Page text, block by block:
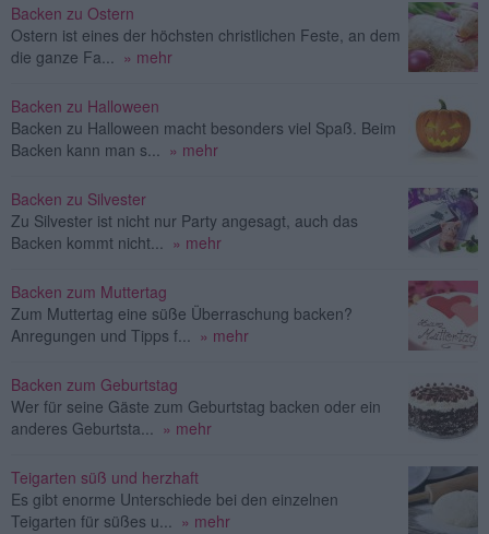
Backen zu Ostern
Ostern ist eines der höchsten christlichen Feste, an dem
die ganze Fa... » mehr
Backen zu Halloween
Backen zu Halloween macht besonders viel Spaß. Beim
Backen kann man s... » mehr
Backen zu Silvester
Zu Silvester ist nicht nur Party angesagt, auch das
Backen kommt nicht... » mehr
Backen zum Muttertag
Zum Muttertag eine süße Überraschung backen?
Anregungen und Tipps f... » mehr
Backen zum Geburtstag
Wer für seine Gäste zum Geburtstag backen oder ein
anderes Geburtsta... » mehr
Teigarten süß und herzhaft
Es gibt enorme Unterschiede bei den einzelnen
Teigarten für süßes u... » mehr